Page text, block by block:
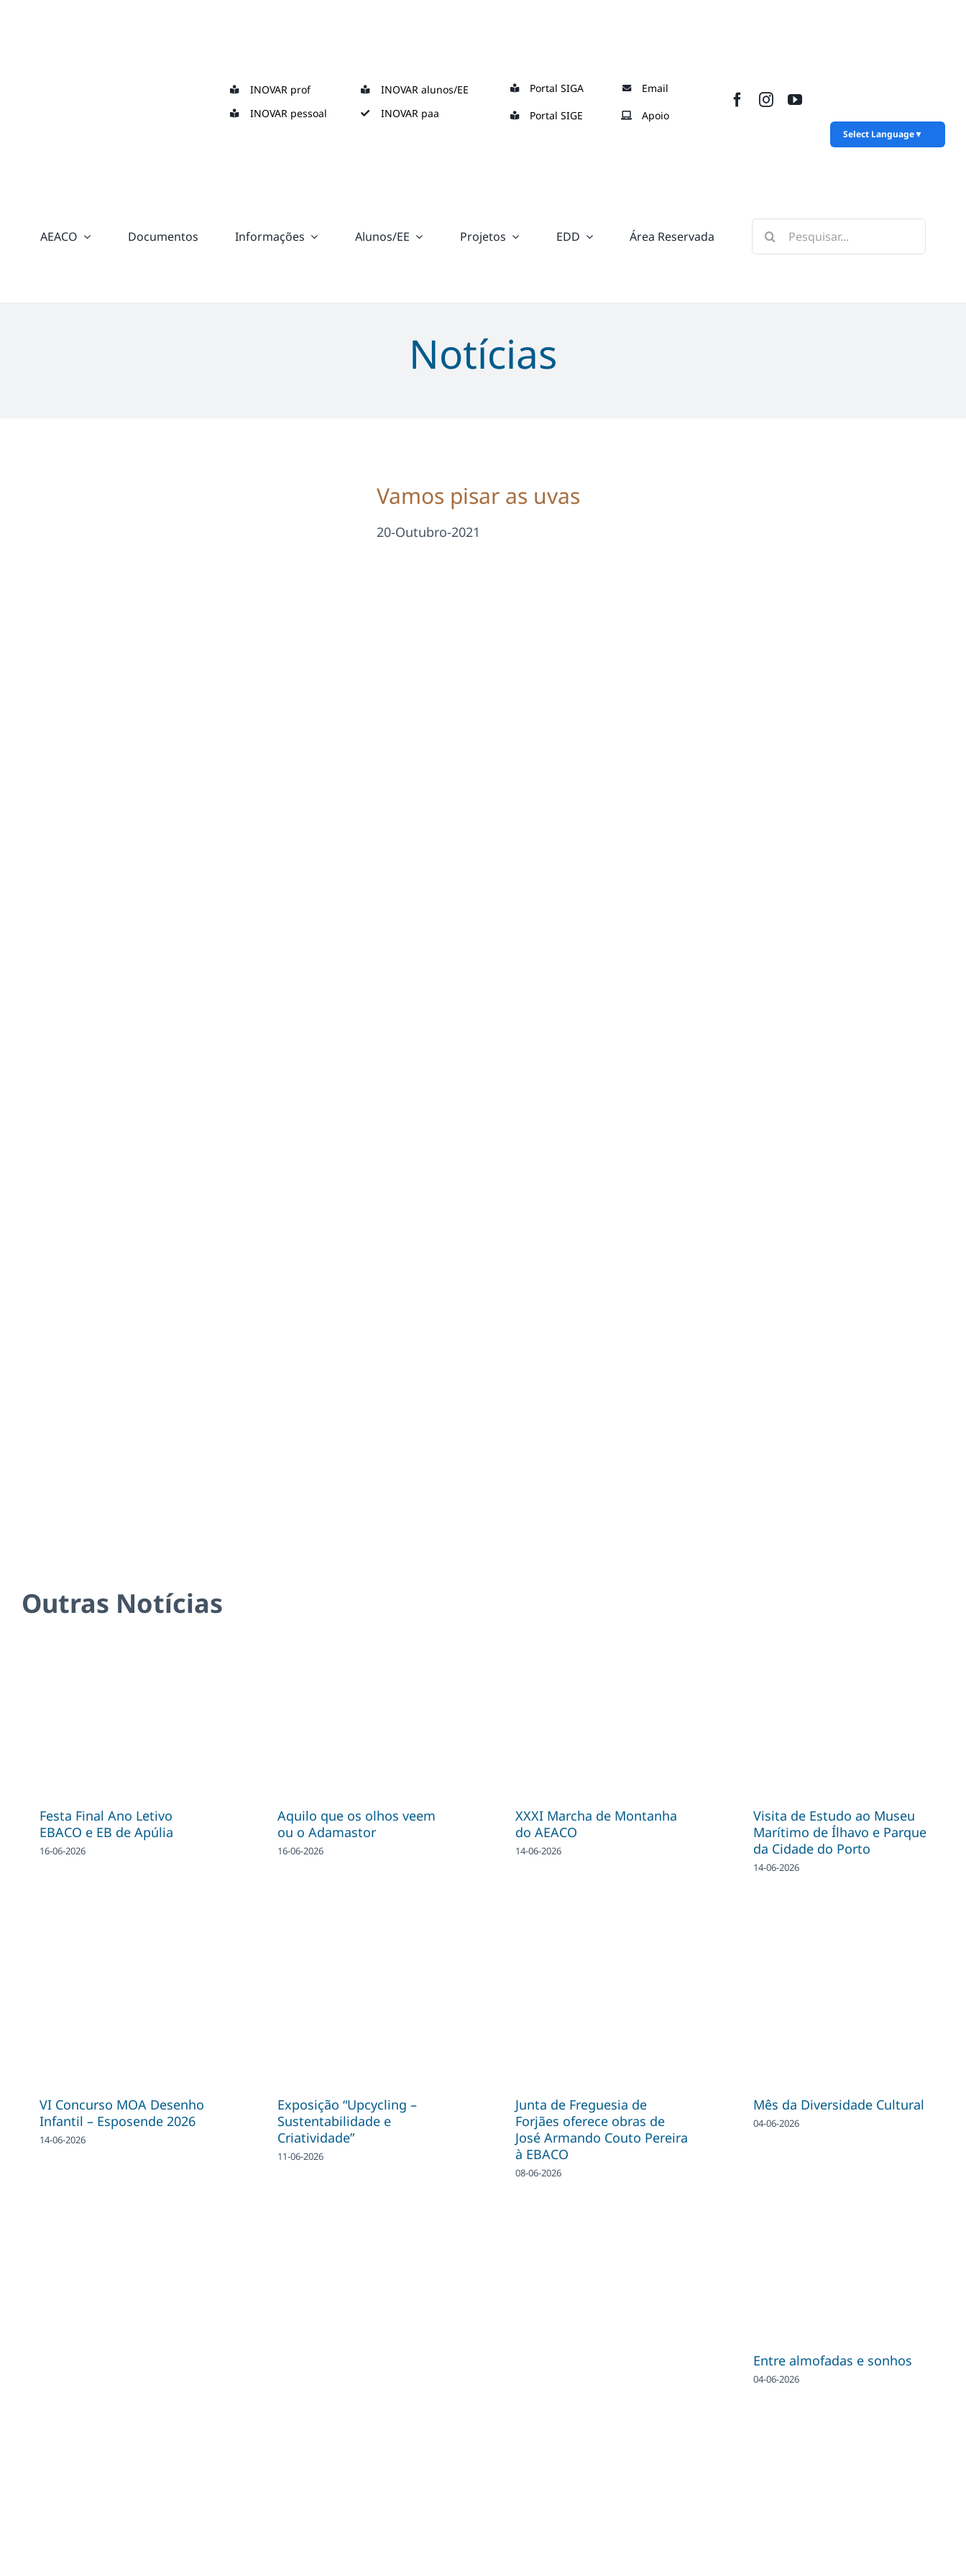
INOVAR prof
INOVAR pessoal
INOVAR alunos/EE
INOVAR paa
Portal SIGA
Portal SIGE
Email
Apoio
Select Language▼
AEACO Documentos Informações Alunos/EE Projetos EDD Área Reservada Pesquisar
Notícias
Vamos pisar as uvas
20-Outubro-2021
Outras Notícias
Festa Final Ano Letivo
EBACO e EB de Apúlia
16-06-2026
Aquilo que os olhos veem
ou o Adamastor
16-06-2026
XXXI Marcha de Montanha
do AEACO
14-06-2026
Visita de Estudo ao Museu
Marítimo de Ílhavo e Parque
da Cidade do Porto
14-06-2026
VI Concurso MOA Desenho
Infantil – Esposende 2026
14-06-2026
Exposição “Upcycling –
Sustentabilidade e
Criatividade”
11-06-2026
Junta de Freguesia de
Forjães oferece obras de
José Armando Couto Pereira
à EBACO
08-06-2026
Mês da Diversidade Cultural
04-06-2026
Entre almofadas e sonhos
04-06-2026